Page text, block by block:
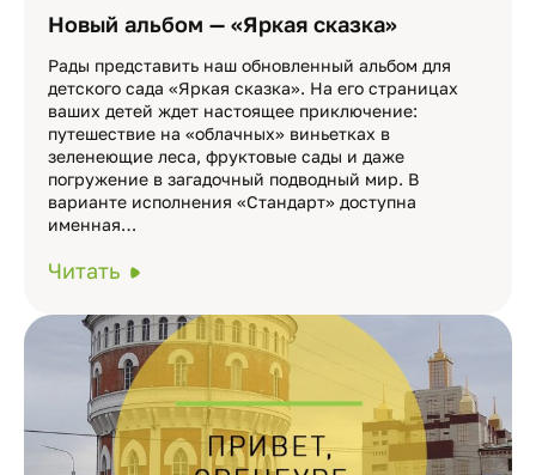
Новый альбом — «Яркая сказка»
Рады представить наш обновленный альбом для
детского сада «Яркая сказка». На его страницах
ваших детей ждет настоящее приключение:
путешествие на «облачных» виньетках в
зеленеющие леса, фруктовые сады и даже
погружение в загадочный подводный мир. В
варианте исполнения «Стандарт» доступна
именная…
Читать